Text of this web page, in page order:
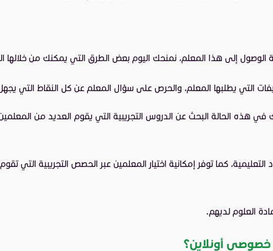
الوصول إلى هذا المعلم، نمنحك اليوم بعض الطرق التي يمكنك من
التي يطلبها المعلم، والحرص على سؤال المعلم عن كل النقاط التي
هذه الحالة البحث عن الدروس التجريبية التي يقوم العديد من
كما توفر إمكانية اختيار المعلمين عبر الحصص التجريبية التي تقوم
العلوم لديهم.
أونلاين؟